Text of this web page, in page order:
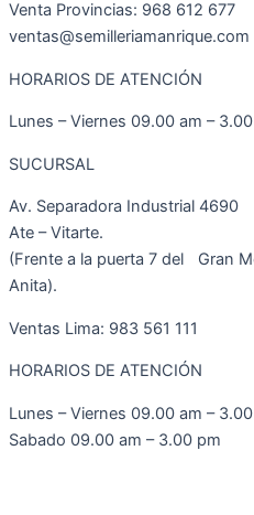
Venta Provincias: 968 612 677
ventas@semilleriamanrique.com
HORARIOS DE ATENCIÓN
Lunes – Viernes 09.00 am –
SUCURSAL
Av. Separadora Industrial 4690
Ate – Vitarte.
(Frente a la puerta 7 del Gran
Anita).
Ventas Lima: 983 561 111
HORARIOS DE ATENCIÓN
Lunes – Viernes 09.00 am –
Sabado 09.00 am – 3.00 pm